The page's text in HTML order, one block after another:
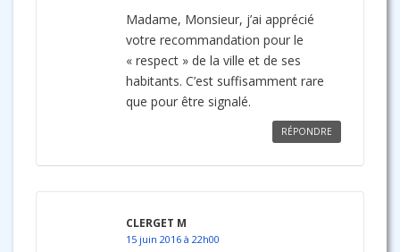
Madame, Monsieur, j’ai apprécié
votre recommandation pour le
« respect » de la ville et de ses
habitants. C’est suffisamment rare
que pour être signalé.
RÉPONDRE
CLERGET M
15 juin 2016 à 22h00